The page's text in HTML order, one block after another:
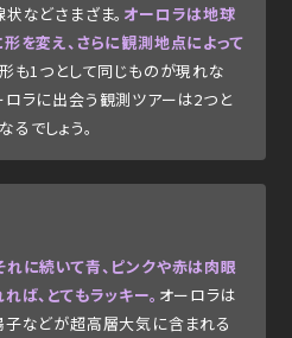
などさまざま。 オーロラは地球
を変え、さらに観測地点によって
も1つとして同じものが現れな
ラに出会う観測ツアーは2つと
でしょう。
に続いて青、ピンクや赤は肉眼
ば、とてもラッキー。 オーロラは
子などが超高層大気に含まれる